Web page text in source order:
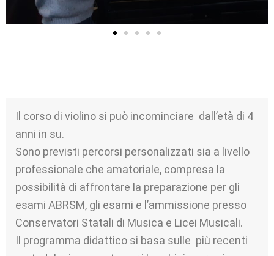
Il corso di violino si può incominciare dall’età di 4
anni in su.
Sono previsti percorsi personalizzati sia a livello
professionale che amatoriale, compresa la
possibilità di affrontare la preparazione per gli
esami ABRSM, gli esami e l’ammissione presso
Conservatori Statali di Musica e Licei Musicali.
Il programma didattico si basa sulle più recenti